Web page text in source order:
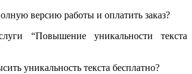
версию работы и оплатить заказ?
“Повышение уникальности текста
уникальность текста бесплатно?